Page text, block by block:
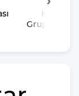
Kalabalık
Gruplara